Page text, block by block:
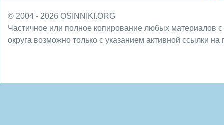
© 2004 - 2026 OSINNIKI.ORG
Частичное или полное копирование любых материалов
округа возможно только с указанием активной ссылки на